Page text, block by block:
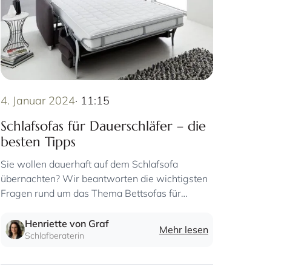
4. Januar 2024· 11:15
Schlafsofas für Dauerschläfer – die
besten Tipps
Sie wollen dauerhaft auf dem Schlafsofa
übernachten? Wir beantworten die wichtigsten
Fragen rund um das Thema Bettsofas für
Henriette von Graf
Schlafberaterin Mehr lesen